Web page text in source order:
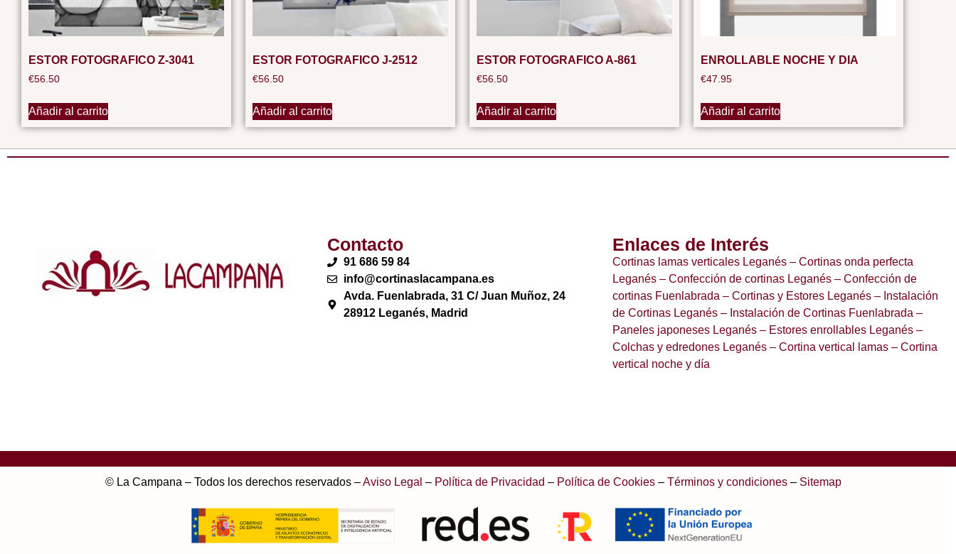
ESTOR FOTOGRAFICO Z-3041
€56.50
Añadir al carrito
ESTOR FOTOGRAFICO J-2512
€56.50
Añadir al carrito
ESTOR FOTOGRAFICO A-861
€56.50
Añadir al carrito
ENROLLABLE NOCHE Y DIA
€47.95
Añadir al carrito
Contacto
91 686 59 84
info@cortinaslacampana.es
Avda. Fuenlabrada, 31 C/ Juan Muñoz, 24
28912 Leganés, Madrid
Enlaces de Interés
Cortinas lamas verticales Leganés – Cortinas onda perfecta
Leganés – Confección de cortinas Leganés – Confección de
cortinas Fuenlabrada – Cortinas y Estores Leganés – Instalación
de Cortinas Leganés – Instalación de Cortinas Fuenlabrada –
Paneles japoneses Leganés – Estores enrollables Leganés –
Colchas y edredones Leganés – Cortina vertical lamas – Cortina
vertical noche y día
© La Campana – Todos los derechos reservados –Aviso Legal – Política de Privacidad – Política de Cookies– Términos y condiciones– Sitemap